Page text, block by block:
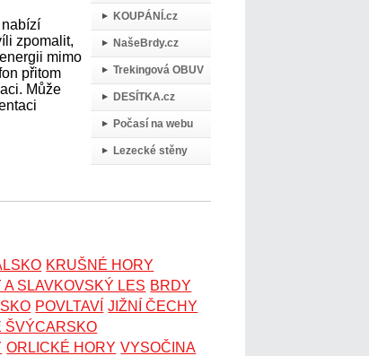
KOUPÁNÍ.cz
NašeBrdy.cz
Trekingová OBUV
DESÍTKA.cz
Počasí na webu
Lezecké stěny
nabízí
zpomalit,
mimo
přitom
Může
KRUŠNÉ HORY
A SLAVKOVSKÝ LES BRDY
POVLTAVÍ JIŽNÍ ČECHY
ŠVÝCARSKO
ORLICKÉ HORY VYSOČINA